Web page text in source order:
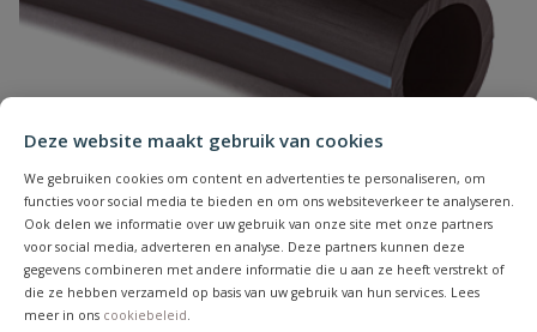
Deze website maakt gebruik van cookies
We gebruiken cookies om content en advertenties te personaliseren, om
functies voor social media te bieden en om ons websiteverkeer te analyseren.
Ook delen we informatie over uw gebruik van onze site met onze partners
voor social media, adverteren en analyse. Deze partners kunnen deze
gegevens combineren met andere informatie die u aan ze heeft verstrekt of
die ze hebben verzameld op basis van uw gebruik van hun services. Lees
meer in ons cookiebeleid.
Samenvatting
Beoordeling versturen
Tyleenslang ZPE
Flexibele ZPE tyleenslang, KIWA keurmerk, voor drinkwater en